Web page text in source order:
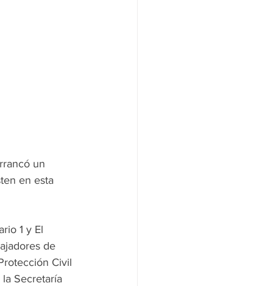
un
en esta
1 y El
de
Civil
Secretaría